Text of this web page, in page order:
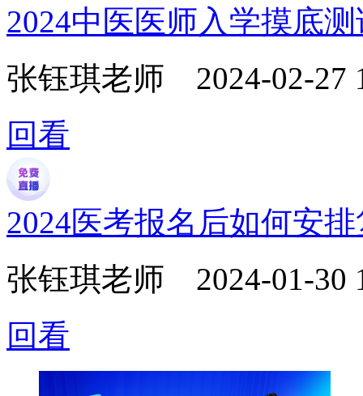
2024中医医师入学摸底
张钰琪老师 2024-02-27
回看
2024医考报名后如何安
张钰琪老师 2024-01-30
回看